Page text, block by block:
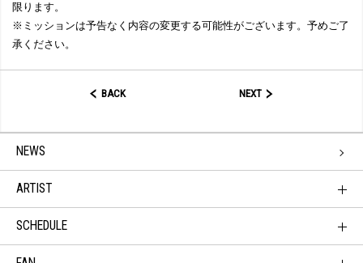
限ります。
※ミッションは予告なく内容の変更する可能性がございます。予めご了
承ください。
BACK NEXT
NEWS
ARTIST
SCHEDULE